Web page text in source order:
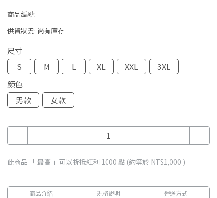
商品編號:
供貨狀況: 尚有庫存
尺寸
S
M L XL XXL
3XL
顏色
男款
女款
此商品 「 最高 」可以折抵紅利 1000 點 (約等於 NT$1,000 )
商品介紹 規格說明 運送方式